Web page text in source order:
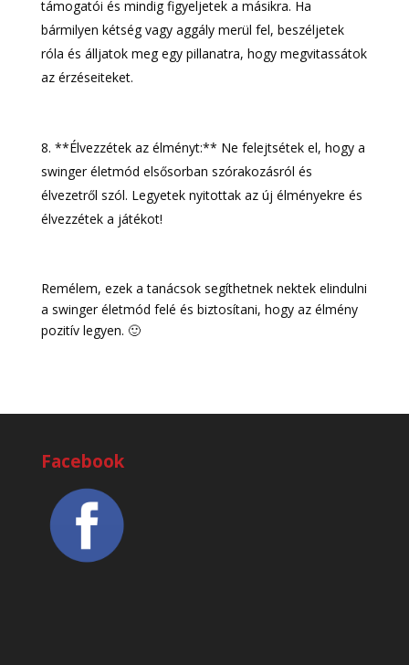
támogatói és mindig figyeljetek a másikra. Ha
bármilyen kétség vagy aggály merül fel, beszéljetek
róla és álljatok meg egy pillanatra, hogy megvitassátok
az érzéseiteket.
**Élvezzétek az élményt:** Ne felejtsétek el, hogy a
swinger életmód elsősorban szórakozásról és
élvezetről szól. Legyetek nyitottak az új élményekre és
élvezzétek a játékot!
Remélem, ezek a tanácsok segíthetnek nektek elindulni
a swinger életmód felé és biztosítani, hogy az élmény
pozitív legyen. 🙂
Facebook